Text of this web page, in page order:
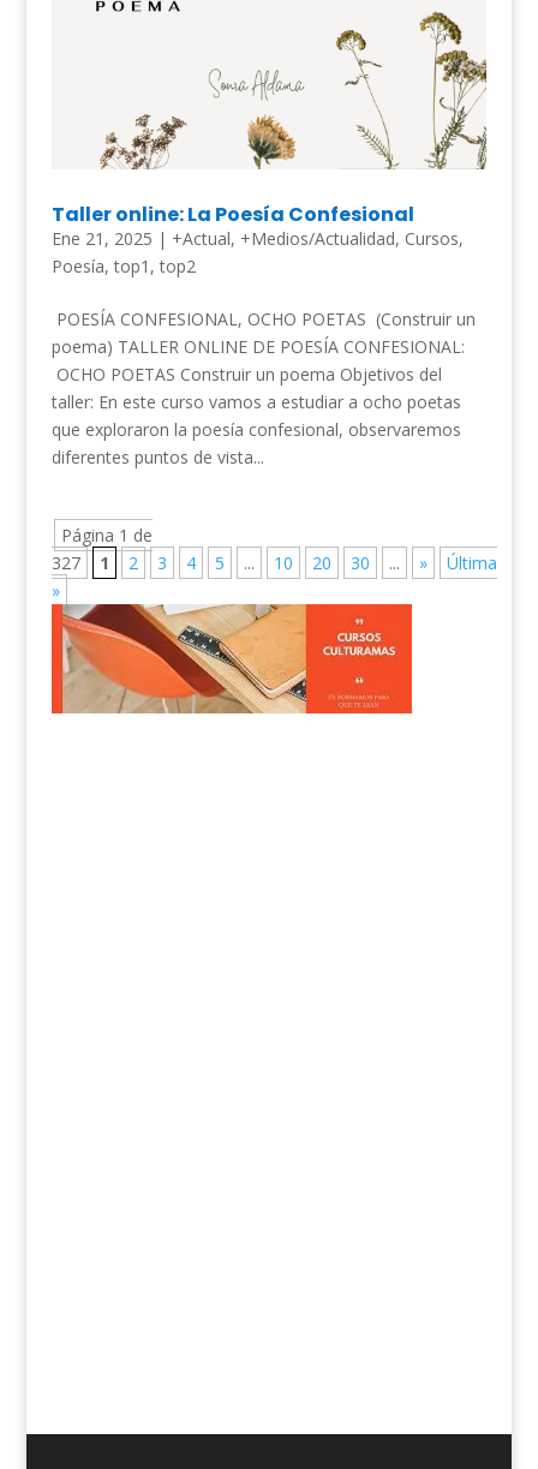
Taller online: La Poesía Confesional
Ene 21, 2025 | +Actual, +Medios/Actualidad, Cursos,
Poesía,top1 ,top2
POESÍA CONFESIONAL, OCHO POETAS (Construir un
poema) TALLER ONLINE DE POESÍA CONFESIONAL:
OCHO POETAS Construir un poema Objetivos del
taller: En este curso vamos a estudiar a ocho poetas
que exploraron la poesía confesional, observaremos
diferentes puntos de vista...
Página 1 de
327
1 2 3 4 5 ... 10 20 30 ... »
Última
»